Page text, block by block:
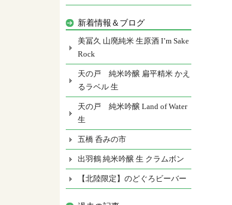
新着情報＆ブログ
美冨久 山廃純米 生原酒 I’m Sake
Rock
天の戸 純米吟醸 扁平精米 かえ
るラベル 生
天の戸 純米吟醸 Land of Water
生
五橋 呑みの市
出羽鶴 純米吟醸 生 クラムボン
【北陸限定】のどぐろビーバー